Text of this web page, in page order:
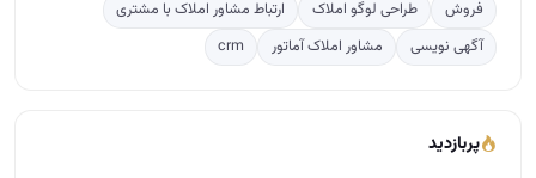
فروش
طراحی لوگو املاک
ارتباط مشاور املاک با مشتری
آگهی نویسی
مشاور املاک آماتور crm
پربازدید